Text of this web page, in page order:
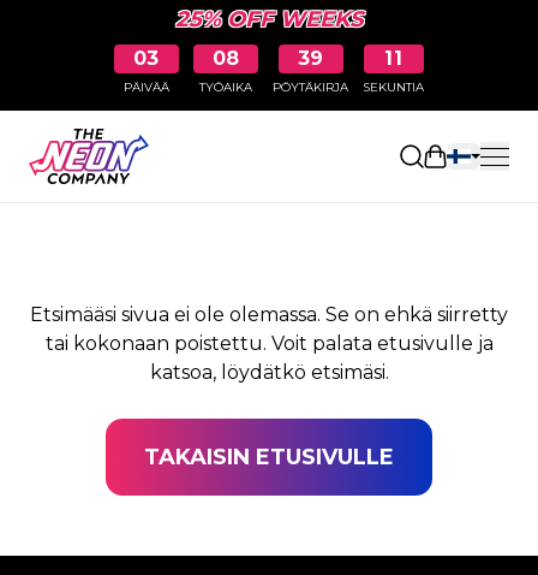
25% OFF WEEKS
03
PÄIVÄÄ
08
TYÖAIKA
39
PÖYTÄKIRJA
11
SEKUNTIA
Avaa
SIVUA EI LÖYDY
Etsimääsi sivua ei ole olemassa. Se on ehkä siirretty
tai kokonaan poistettu. Voit palata etusivulle ja
katsoa, löydätkö etsimäsi.
TAKAISIN ETUSIVULLE